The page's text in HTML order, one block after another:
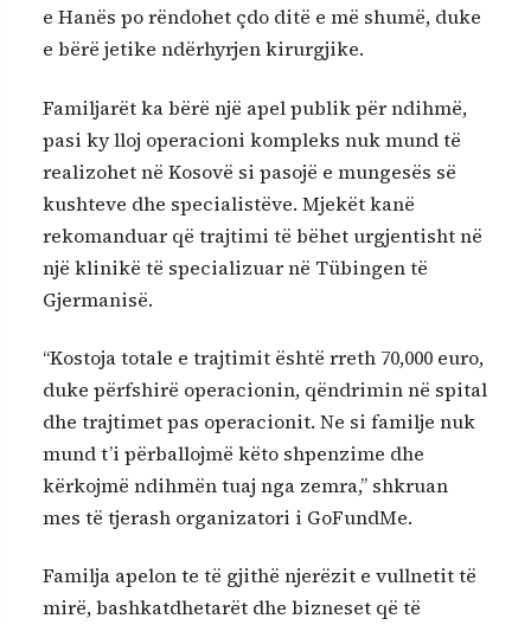
e Hanës po rëndohet çdo ditë e më shumë, duke
e bërë jetike ndërhyrjen kirurgjike.
Familjarët ka bërë një apel publik për ndihmë,
pasi ky lloj operacioni kompleks nuk mund të
realizohet në Kosovë si pasojë e mungesës së
kushteve dhe specialistëve. Mjekët kanë
rekomanduar që trajtimi të bëhet urgjentisht në
një klinikë të specializuar në Tübingen të
Gjermanisë.
“Kostoja totale e trajtimit është rreth 70,000 euro,
duke përfshirë operacionin, qëndrimin në spital
dhe trajtimet pas operacionit. Ne si familje nuk
mund t’i përballojmë këto shpenzime dhe
kërkojmë ndihmën tuaj nga zemra,” shkruan
mes të tjerash organizatori i GoFundMe.
Familja apelon te të gjithë njerëzit e vullnetit të
mirë, bashkatdhetarët dhe bizneset që të